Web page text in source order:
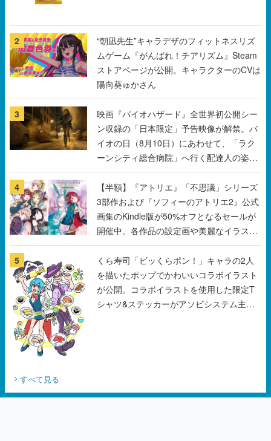
2
“朝凪先生”キャラデザのフィットネスリズ
ムゲーム『がんばれ！チアリズム』Steam
ストアページが公開。キャラクターのCVは
陽向葵ゅかさん
3
映画『バイオハザード』全世界初公開シー
ン収録の「日本限定」予告映像が解禁。バ
イオの日（8月10日）にあわせて、「ラク
ーンシティ総合病院」へ行く配達人の姿が
披露
4
【半額】『アトリエ』「不思議」シリーズ
3部作および『ソフィーのアトリエ2』公式
画集のKindle版が50%オフとなるセールが
開催中。各作品の設定画や美麗なイラスト
の数々をふんだんに収録
5
くら寿司「ビッくらポン！」キャラの2人
を描いたポップでかわいいコラボイラスト
が公開。コラボイラストを使用した限定T
シャツ&ステッカーがアソビシステム主催
すべて見る